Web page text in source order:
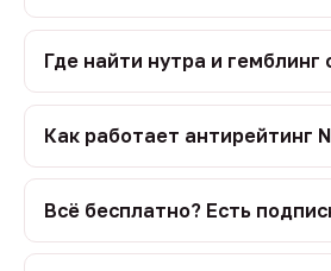
Где найти нутра и
Как работает антирейтинг
Всё бесплатно? Есть